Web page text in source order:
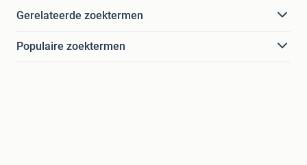
Gerelateerde zoektermen
Populaire zoektermen